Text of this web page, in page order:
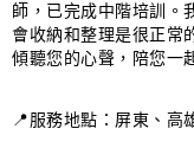
師，已完成中階培訓。
會收納和整理是很正常
傾聽您的心聲，陪您一
📍服務地點：屏東、高